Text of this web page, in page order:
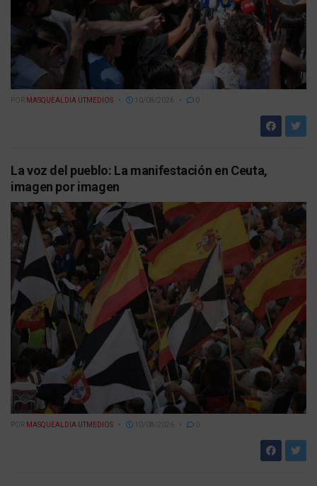
POR MASQUEALDIA UTMEDIOS 10/08/2026 0
La voz del pueblo: La manifestación en Ceuta,
imagen por imagen
POR MASQUEALDIA UTMEDIOS 10/08/2026 0